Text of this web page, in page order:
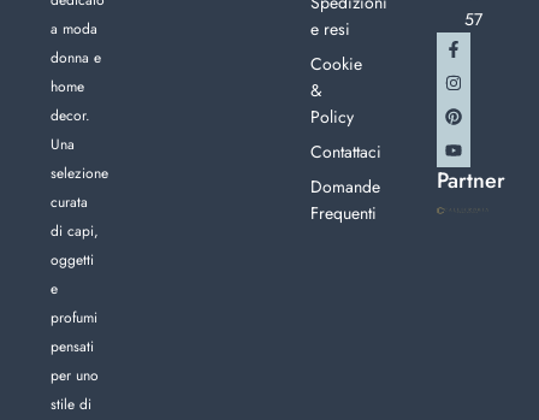
a moda
donna e
home
decor.
Una
selezione
curata
di capi,
oggetti
e
profumi
pensati
per uno
stile di
e resi
Cookie
&
Policy
Contattaci
Domande
Frequenti
57
Partner